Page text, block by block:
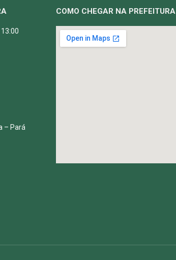
– Pará
COMO CHEGAR NA PREFEITURA